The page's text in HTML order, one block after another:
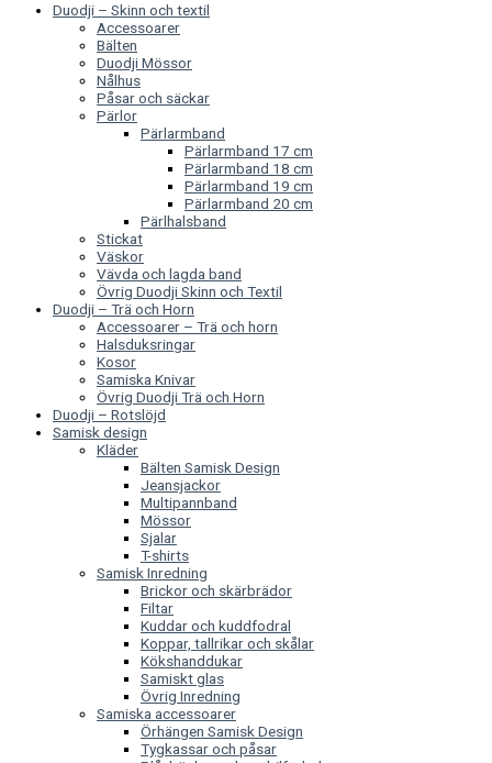
Duodji – Skinn och textil
Accessoarer
Bälten
Duodji Mössor
Nålhus
Påsar och säckar
Pärlor
Pärlarmband
Pärlarmband 17 cm
Pärlarmband 18 cm
Pärlarmband 19 cm
Pärlarmband 20 cm
Pärlhalsband
Stickat
Väskor
Vävda och lagda band
Övrig Duodji Skinn och Textil
Duodji – Trä och Horn
Accessoarer – Trä och horn
Halsduksringar
Kosor
Samiska Knivar
Övrig Duodji Trä och Horn
Duodji – Rotslöjd
Samisk design
Kläder
Bälten Samisk Design
Jeansjackor
Multipannband
Mössor
Sjalar
T-shirts
Samisk Inredning
Brickor och skärbrädor
Filtar
Kuddar och kuddfodral
Koppar, tallrikar och skålar
Kökshanddukar
Samiskt glas
Övrig Inredning
Samiska accessoarer
Örhängen Samisk Design
Tygkassar och påsar